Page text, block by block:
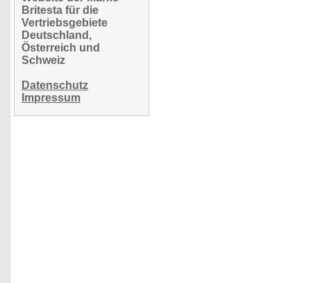
Britesta für die
Vertriebsgebiete
Deutschland,
Österreich und
Schweiz
Datenschutz
Impressum